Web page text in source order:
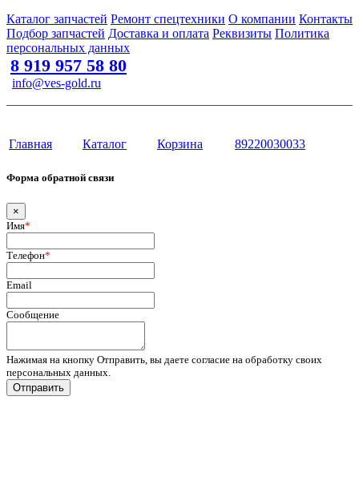
Каталог запчастей Ремонт спецтехники О компании Контакты
Подбор запчастей Доставка и оплата Реквизиты Политика
персональных данных
8 919 957 58 80
info@ves-gold.ru
Главная Каталог Корзина 89220030033
Форма обратной связи
×
Имя*
Телефон*
Email
Сообщение
Нажимая на кнопку Отправить, вы даете согласие на обработку своих
персональных данных.
Отправить